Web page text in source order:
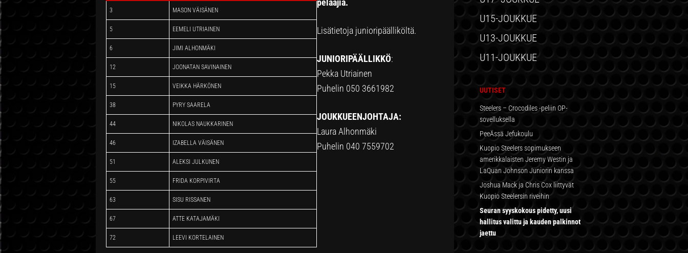
3 MASON VÄISÄNEN
5 EEMELI UTRIAINEN
6 JIMI ALHONMÄKI
12 JOONATAN SAVINAINEN
15 VEIKKA HÄRKÖNEN
38 PYRY SAARELA
44 NIKOLAS NAUKKARINEN
46 IZABELLA VÄISÄNEN
51 ALEKSI JULKUNEN
55 FRIDA KORPIVIRTA
63 SISU RISSANEN
67 ATTE KATAJAMÄKI
72 LEEVI KORTELAINEN
pelaajia.
Lisätietoja junioripäälliköltä.
JUNIORIPÄÄLLIKKÖ:
Pekka Utriainen
Puhelin 050 3661982
JOUKKUEENJOHTAJA:
Laura Alhonmäki
Puhelin 040 7559702
U15-JOUKKUE
U13-JOUKKUE
U11-JOUKKUE
UUTISET
Steelers – Crocodiles -peliin OP-
sovelluksella
PeeÄssä Jefukoulu
Kuopio Steelers sopimukseen
amerikkalaisten Jeremy Westin ja
LaQuan Johnson Juniorin kanssa
Joshua Mack ja Chris Cox liittyvät
Kuopio Steelersin riveihin
Seuran syyskokous pidetty, uusi
hallitus valittu ja kauden palkinnot
jaettu